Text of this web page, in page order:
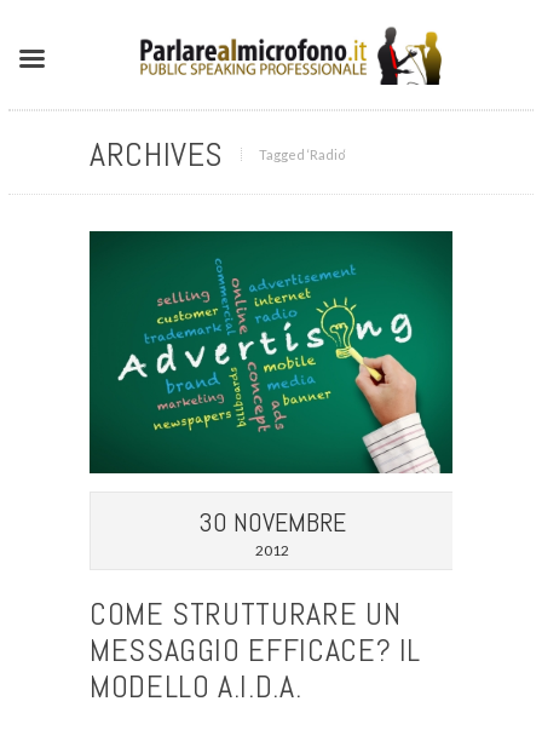
ARCHIVES Tagged ‘Radio‘
30 NOVEMBRE
2012
COME STRUTTURARE UN
MESSAGGIO EFFICACE? IL
MODELLO A.I.D.A.